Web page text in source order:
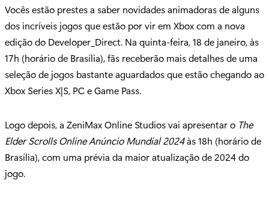
:
Vocês estão prestes a saber novidades animadoras de alguns
dos incríveis jogos que estão por vir em Xbox com a nova
edição do Developer_Direct. Na quinta-feira, 18 de janeiro, às
17h (horário de Brasília), fãs receberão mais detalhes de uma
seleção de jogos bastante aguardados que estão chegando ao
Xbox Series X|S, PC e Game Pass.
Logo depois, a ZeniMax Online Studios vai apresentar o The
Elder Scrolls Online Anúncio Mundial 2024às 18h (horário de
Brasília), com uma prévia da maior atualização de 2024 do
jogo.